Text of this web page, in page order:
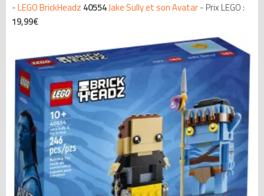
-LEGO BrickHeadz 40554Jake Sully et son Avatar- Prix LEGO :
19,99€